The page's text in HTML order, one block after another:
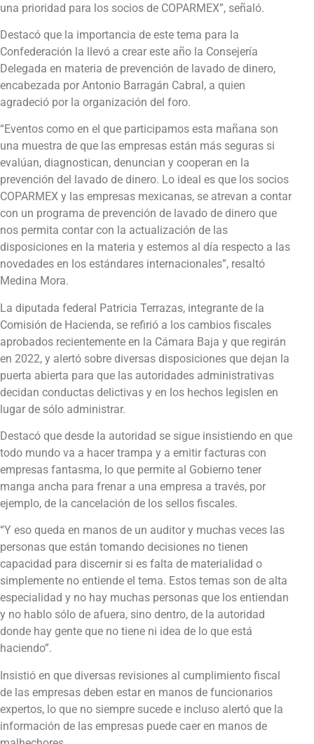
una prioridad para los socios de COPARMEX”, señaló.
Destacó que la importancia de este tema para la
Confederación la llevó a crear este año la Consejería
Delegada en materia de prevención de lavado de dinero,
encabezada por Antonio Barragán Cabral, a quien
agradeció por la organización del foro.
“Eventos como en el que participamos esta mañana son
una muestra de que las empresas están más seguras si
evalúan, diagnostican, denuncian y cooperan en la
prevención del lavado de dinero. Lo ideal es que los socios
COPARMEX y las empresas mexicanas, se atrevan a contar
con un programa de prevención de lavado de dinero que
nos permita contar con la actualización de las
disposiciones en la materia y estemos al día respecto a las
novedades en los estándares internacionales”, resaltó
Medina Mora.
La diputada federal Patricia Terrazas, integrante de la
Comisión de Hacienda, se refirió a los cambios fiscales
aprobados recientemente en la Cámara Baja y que regirán
en 2022, y alertó sobre diversas disposiciones que dejan la
puerta abierta para que las autoridades administrativas
decidan conductas delictivas y en los hechos legislen en
lugar de sólo administrar.
Destacó que desde la autoridad se sigue insistiendo en que
todo mundo va a hacer trampa y a emitir facturas con
empresas fantasma, lo que permite al Gobierno tener
manga ancha para frenar a una empresa a través, por
ejemplo, de la cancelación de los sellos fiscales.
“Y eso queda en manos de un auditor y muchas veces las
personas que están tomando decisiones no tienen
capacidad para discernir si es falta de materialidad o
simplemente no entiende el tema. Estos temas son de alta
especialidad y no hay muchas personas que los entiendan
y no hablo sólo de afuera, sino dentro, de la autoridad
donde hay gente que no tiene ni idea de lo que está
haciendo”.
Insistió en que diversas revisiones al cumplimiento fiscal
de las empresas deben estar en manos de funcionarios
expertos, lo que no siempre sucede e incluso alertó que la
información de las empresas puede caer en manos de